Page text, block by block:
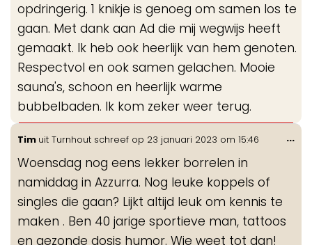
opdringerig. 1 knikje is genoeg om samen los te
gaan. Met dank aan Ad die mij wegwijs heeft
gemaakt. Ik heb ook heerlijk van hem genoten.
Respectvol en ook samen gelachen. Mooie
sauna's, schoon en heerlijk warme
bubbelbaden. Ik kom zeker weer terug.
Tim uit Turnhout schreef op 23 januari 2023 om 15:46
Woensdag nog eens lekker borrelen in
namiddag in Azzurra. Nog leuke koppels of
singles die gaan? Lijkt altijd leuk om kennis te
maken . Ben 40 jarige sportieve man, tattoos
en gezonde dosis humor. Wie weet tot dan!
...